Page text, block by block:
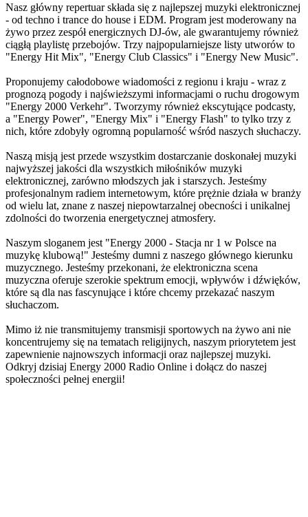
Nasz główny repertuar składa się z najlepszej muzyki elektronicznej
- od techno i trance do house i EDM. Program jest moderowany na
żywo przez zespół energicznych DJ-ów, ale gwarantujemy również
ciągłą playlistę przebojów. Trzy najpopularniejsze listy utworów to
"Energy Hit Mix", "Energy Club Classics" i "Energy New Music".
Proponujemy całodobowe wiadomości z regionu i kraju - wraz z
prognozą pogody i najświeższymi informacjami o ruchu drogowym
"Energy 2000 Verkehr". Tworzymy również ekscytujące podcasty,
a "Energy Power", "Energy Mix" i "Energy Flash" to tylko trzy z
nich, które zdobyły ogromną popularność wśród naszych słuchaczy.
Naszą misją jest przede wszystkim dostarczanie doskonałej muzyki
najwyższej jakości dla wszystkich miłośników muzyki
elektronicznej, zarówno młodszych jak i starszych. Jesteśmy
profesjonalnym radiem internetowym, które prężnie działa w branży
od wielu lat, znane z naszej niepowtarzalnej obecności i unikalnej
zdolności do tworzenia energetycznej atmosfery.
Naszym sloganem jest "Energy 2000 - Stacja nr 1 w Polsce na
muzykę klubową!" Jesteśmy dumni z naszego głównego kierunku
muzycznego. Jesteśmy przekonani, że elektroniczna scena
muzyczna oferuje szerokie spektrum emocji, wpływów i dźwięków,
które są dla nas fascynujące i które chcemy przekazać naszym
słuchaczom.
Mimo iż nie transmitujemy transmisji sportowych na żywo ani nie
koncentrujemy się na tematach religijnych, naszym priorytetem jest
zapewnienie najnowszych informacji oraz najlepszej muzyki.
Odkryj dzisiaj Energy 2000 Radio Online i dołącz do naszej
społeczności pełnej energii!